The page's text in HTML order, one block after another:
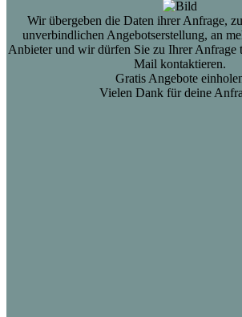
Wir übergeben die Daten ihrer Anfrage,
unverbindlichen Angebotserstellung, an
Anbieter und wir dürfen Sie zu Ihrer Anfrage
Mail kontaktieren.
Gratis Angebote
Vielen Dank für deine